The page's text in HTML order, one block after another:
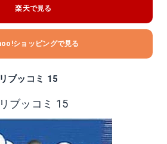
楽天で見る
ショッピングで見る
ブッコミ 15
ブッコミ 15